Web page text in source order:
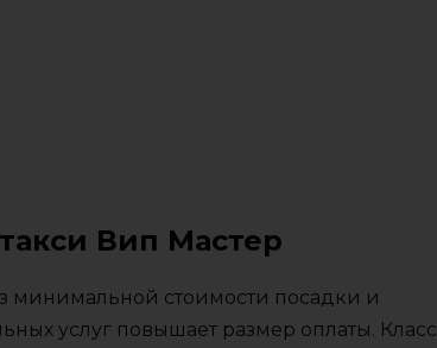
Вип Мастер
минимальной стоимости посадки и
услуг повышает размер оплаты. Класс